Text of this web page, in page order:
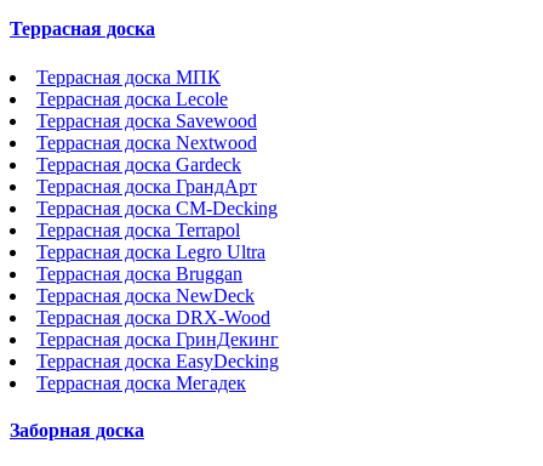
Террасная доска
Террасная доска МПК
Террасная доска Lecole
Террасная доска Savewood
Террасная доска Nextwood
Террасная доска Gardeck
Террасная доска ГрандАрт
Террасная доска CM-Decking
Террасная доска Terrapol
Террасная доска Legro Ultra
Террасная доска Bruggan
Террасная доска NewDeck
Террасная доска DRX-Wood
Террасная доска ГринДекинг
Террасная доска EasyDecking
Террасная доска Мегадек
Заборная доска